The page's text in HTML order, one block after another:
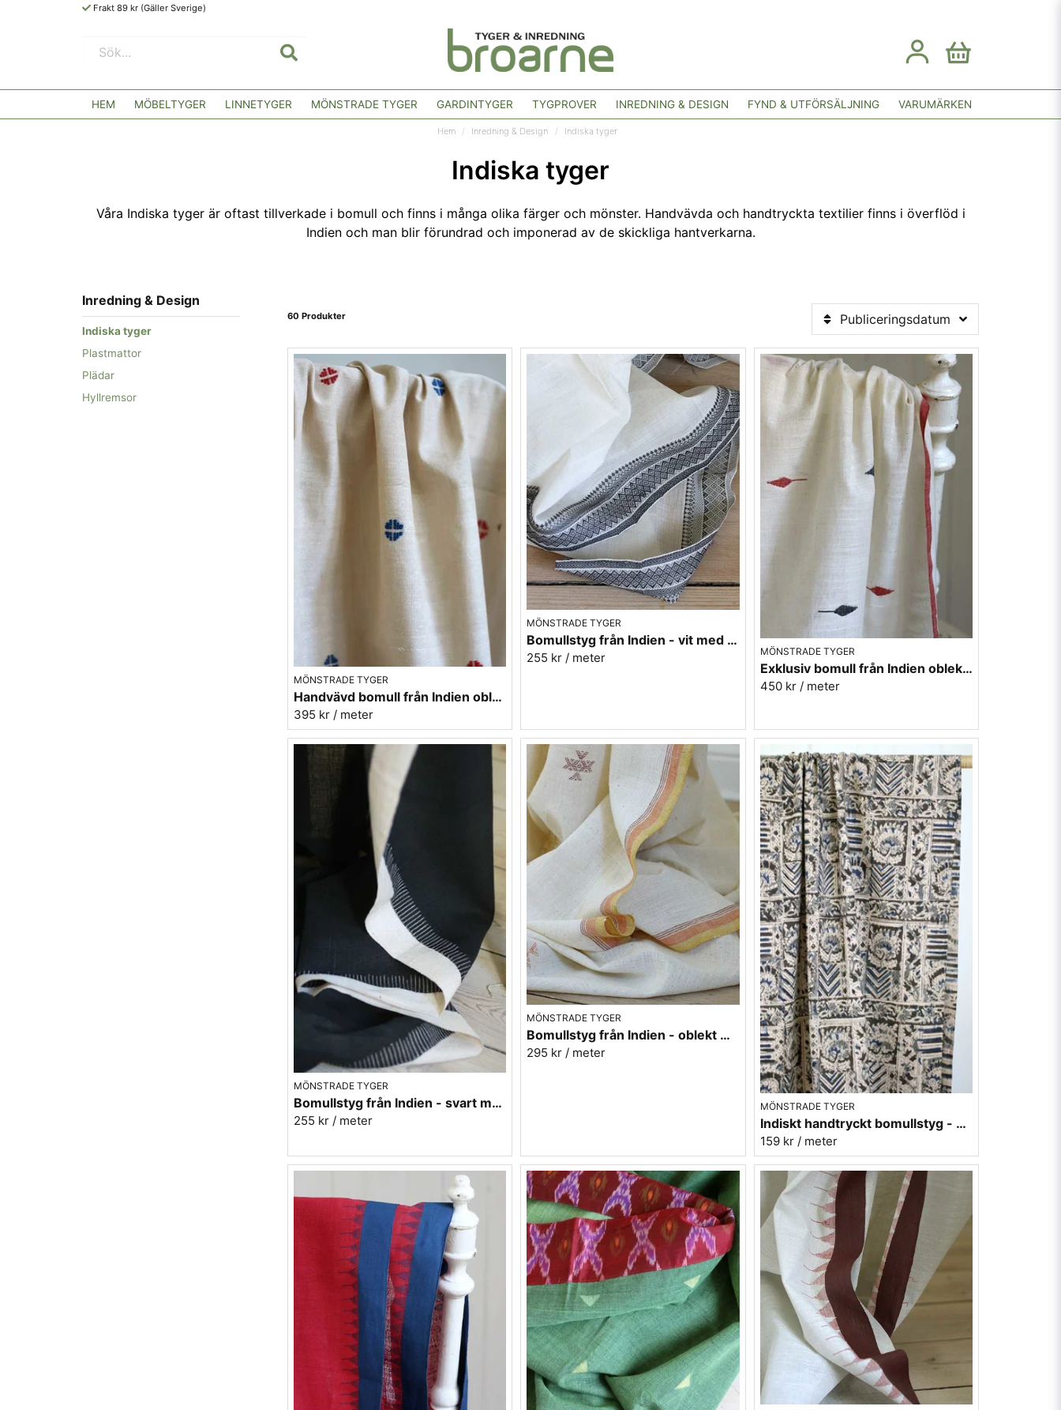
Frakt 89 kr (Gäller Sverige)
HEM MÖBELTYGER LINNETYGER MÖNSTRADE TYGER GARDINTYGER TYGPROVER INREDNING & DESIGN FYND & UTFÖRSÄLJNING VARUMÄRKEN
Hem Inredning & Design Indiska tyger
Indiska tyger
Våra Indiska tyger är oftast tillverkade i bomull och finns i många olika färger och mönster. Handvävda och handtryckta textilier finns i överflöd i
Indien och man blir förundrad och imponerad av de skickliga hantverkarna.
Inredning & Design
Indiska tyger
Plastmattor
Plädar
Hyllremsor
60 Produkter Publiceringsdatum
MÖNSTRADE TYGER
Handvävd bomull från Indien oblekt med prickar
395 kr / meter
MÖNSTRADE TYGER
Bomullstyg från Indien - vit med svarta bårder
255 kr / meter MÖNSTRADE TYGER
Exklusiv bomull från Indien oblekt med mönster
450 kr / meter
MÖNSTRADE TYGER
Bomullstyg från Indien - svart med oblekta bårder
255 kr / meter
MÖNSTRADE TYGER
Bomullstyg från Indien - oblekt med orange kanter
295 kr / meter
MÖNSTRADE TYGER
Indiskt handtryckt bomullstyg - grå-svart-blå
159 kr / meter